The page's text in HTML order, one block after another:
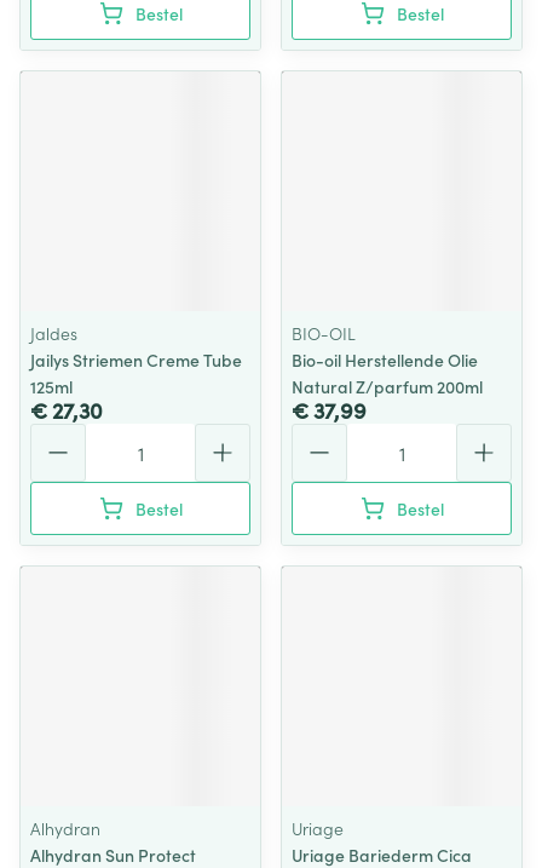
Bestel Bestel
Jaldes
Jailys Striemen Creme Tube
125ml
€ 27,30
Bestel
BIO-OIL
Bio-oil Herstellende Olie
Natural Z/parfum 200ml
€ 37,99
Bestel
Alhydran
Alhydran Sun Protect
Uriage
Uriage Bariederm Cica